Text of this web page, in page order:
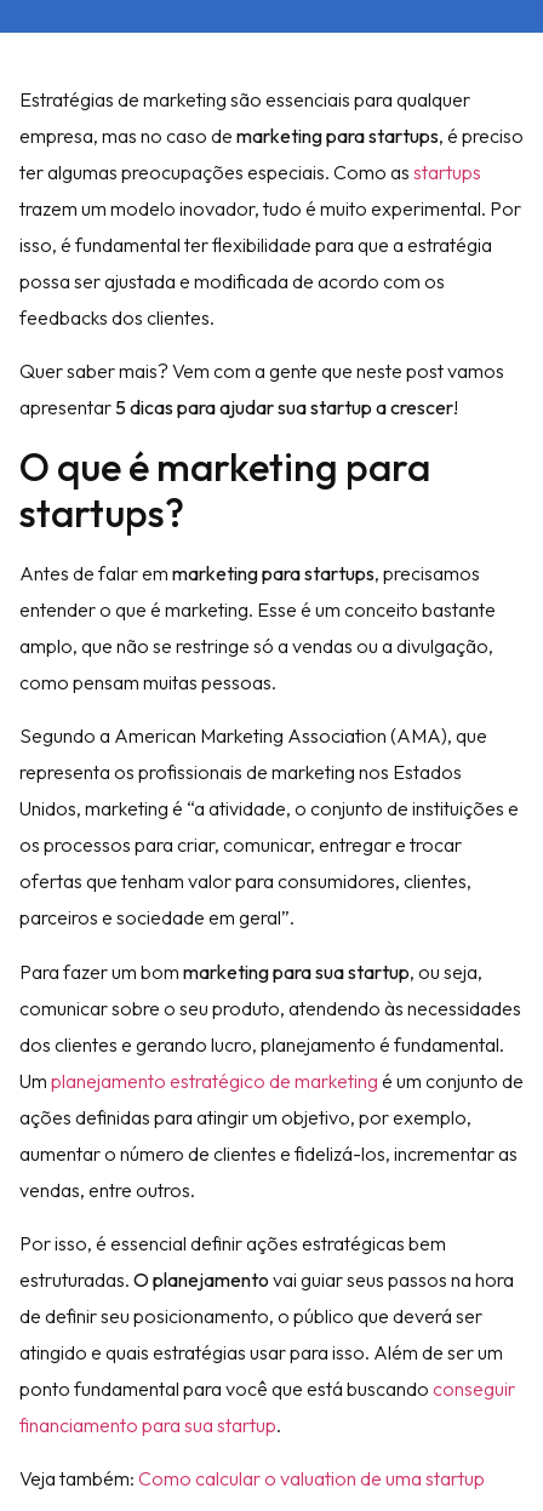
Estratégias de marketing são essenciais para qualquer
empresa, mas no caso de marketing para startups, é preciso
ter algumas preocupações especiais. Como as startups
trazem um modelo inovador, tudo é muito experimental. Por
isso, é fundamental ter flexibilidade para que a estratégia
possa ser ajustada e modificada de acordo com os
feedbacks dos clientes.
Quer saber mais? Vem com a gente que neste post vamos
apresentar 5 dicas para ajudar sua startup a crescer!
O que é marketing para
startups?
Antes de falar em marketing para startups, precisamos
entender o que é marketing. Esse é um conceito bastante
amplo, que não se restringe só a vendas ou a divulgação,
como pensam muitas pessoas.
Segundo a American Marketing Association (AMA), que
representa os profissionais de marketing nos Estados
Unidos, marketing é “a atividade, o conjunto de instituições e
os processos para criar, comunicar, entregar e trocar
ofertas que tenham valor para consumidores, clientes,
parceiros e sociedade em geral”.
Para fazer um bom marketing para sua startup, ou seja,
comunicar sobre o seu produto, atendendo às necessidades
dos clientes e gerando lucro, planejamento é fundamental.
Um planejamento estratégico de marketing é um conjunto de
ações definidas para atingir um objetivo, por exemplo,
aumentar o número de clientes e fidelizá-los, incrementar as
vendas, entre outros.
Por isso, é essencial definir ações estratégicas bem
estruturadas. O planejamento vai guiar seus passos na hora
de definir seu posicionamento, o público que deverá ser
atingido e quais estratégias usar para isso. Além de ser um
ponto fundamental para você que está buscando conseguir
financiamento para sua startup.
Veja também: Como calcular o valuation de uma startup